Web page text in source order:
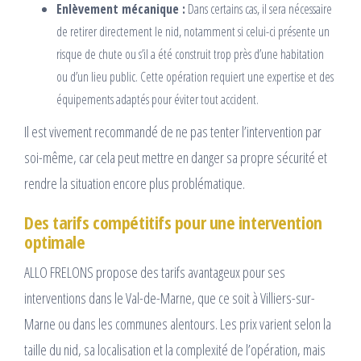
Enlèvement mécanique : Dans certains cas, il sera nécessaire
de retirer directement le nid, notamment si celui-ci présente un
risque de chute ou s’il a été construit trop près d’une habitation
ou d’un lieu public. Cette opération requiert une expertise et des
équipements adaptés pour éviter tout accident.
Il est vivement recommandé de ne pas tenter l’intervention par
soi-même, car cela peut mettre en danger sa propre sécurité et
rendre la situation encore plus problématique.
Des tarifs compétitifs pour une intervention
optimale
ALLO FRELONS propose des tarifs avantageux pour ses
interventions dans le Val-de-Marne, que ce soit à Villiers-sur-
Marne ou dans les communes alentours. Les prix varient selon la
taille du nid, sa localisation et la complexité de l’opération, mais